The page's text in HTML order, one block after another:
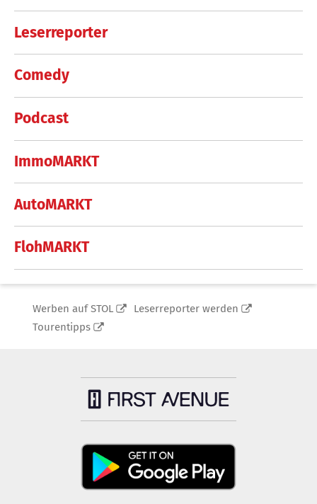
Leserreporter
Comedy
Podcast
ImmoMARKT
AutoMARKT
FlohMARKT
Werben auf STOL
Leserreporter werden
Tourentipps